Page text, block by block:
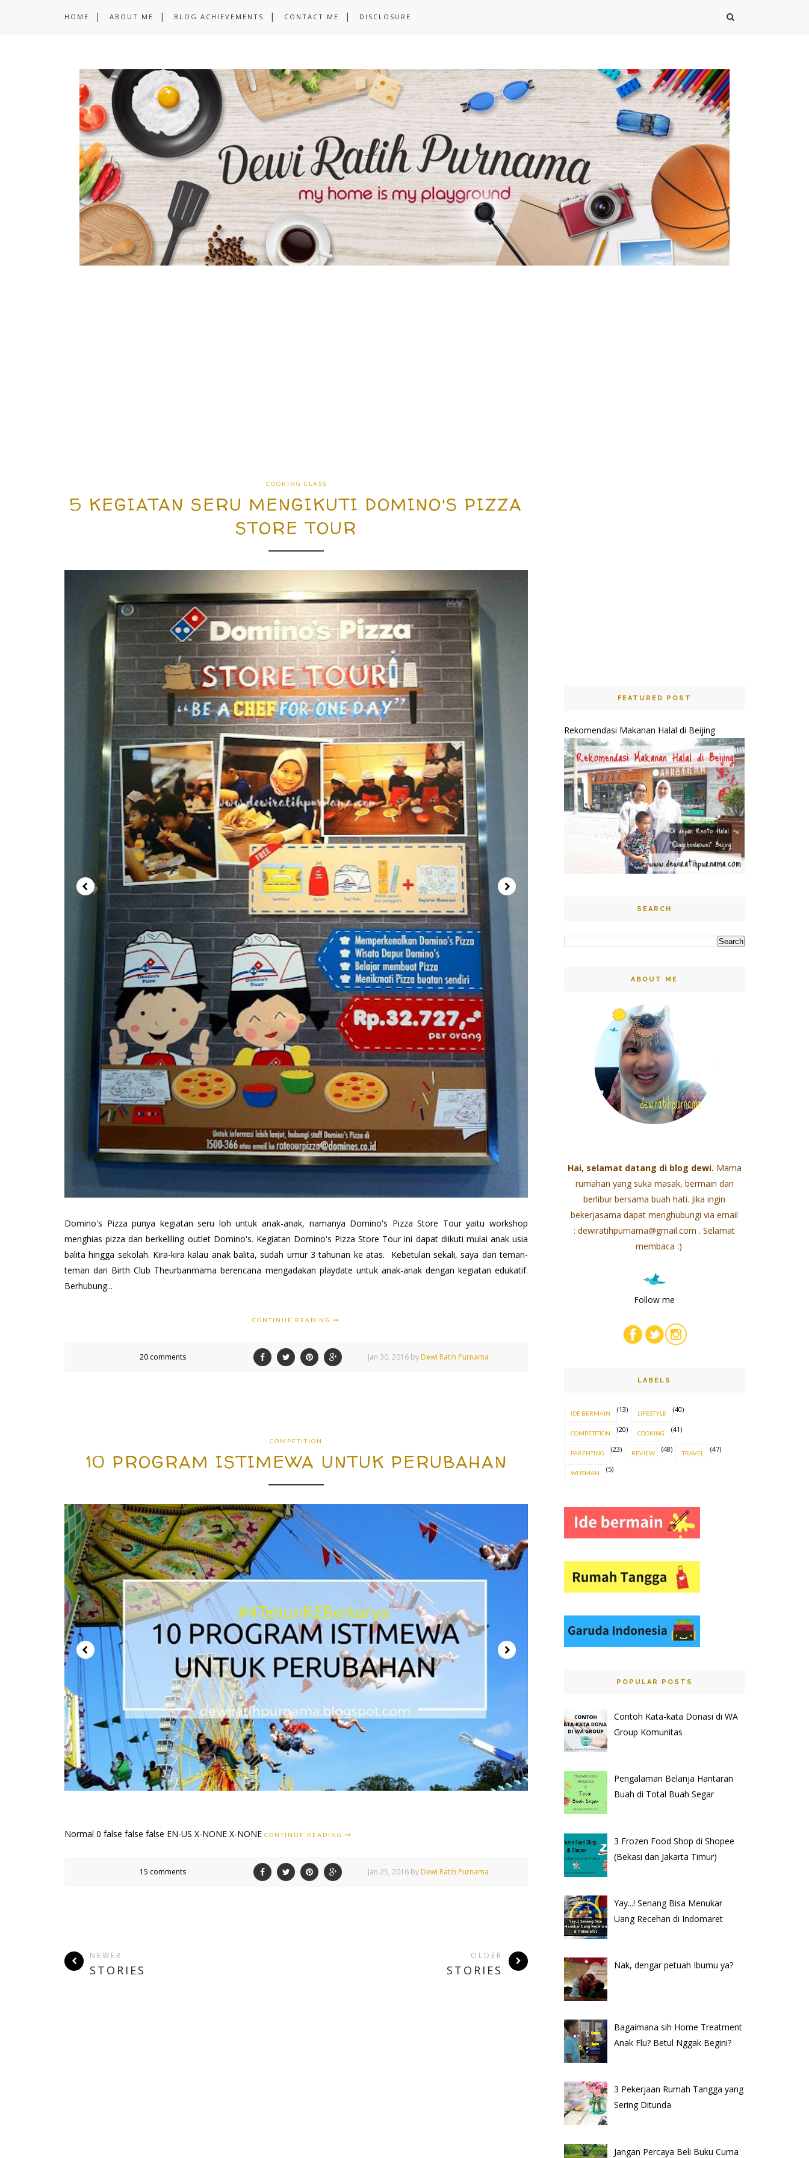
HOME ABOUT ME BLOG ACHIEVEMENTS CONTACT ME DISCLOSURE
COOKING CLASS
5 KEGIATAN SERU MENGIKUTI DOMINO'S PIZZA
STORE TOUR
Domino's Pizza punya kegiatan seru loh untuk anak-anak, namanya Domino's Pizza Store Tour yaitu workshop
menghias pizza dan berkeliling outlet Domino's. Kegiatan Domino's Pizza Store Tour ini dapat diikuti mulai anak usia
balita hingga sekolah. Kira-kira kalau anak balita, sudah umur 3 tahunan ke atas. Kebetulan sekali, saya dan teman-
teman dari Birth Club Theurbanmama berencana mengadakan playdate untuk anak-anak dengan kegiatan edukatif.
Berhubung...
CONTINUE READING
20 comments Jan 30, 2016 by Dewi Ratih Purnama
COMPETITION
10 PROGRAM ISTIMEWA UNTUK PERUBAHAN
Normal 0 false false false EN-US X-NONE X-NONE CONTINUE READING
15 comments Jan 25, 2016 by Dewi Ratih Purnama
NEWER
STORIES
OLDER
STORIES
FEATURED POST
Rekomendasi Makanan Halal di Beijing
SEARCH
ABOUT ME
Hai, selamat datang di blog dewi. Mama
rumahan yang suka masak, bermain dan
berlibur bersama buah hati. Jika ingin
bekerjasama dapat menghubungi via email
: dewiratihpurnama@gmail.com . Selamat
membaca :)
Follow me
LABELS
IDE BERMAIN (13) LIFESTYLE (40)
COMPETITION (20) COOKING (41)
PARENTING (23) REVIEW (48) TRAVEL (47)
WIJSMAN (5)
POPULAR POSTS
Contoh Kata-kata Donasi di WA
Group Komunitas
Pengalaman Belanja Hantaran
Buah di Total Buah Segar
3 Frozen Food Shop di Shopee
(Bekasi dan Jakarta Timur)
Yay...! Senang Bisa Menukar
Uang Recehan di Indomaret
Nak, dengar petuah Ibumu ya?
Bagaimana sih Home Treatment
Anak Flu? Betul Nggak Begini?
3 Pekerjaan Rumah Tangga yang
Sering Ditunda
Jangan Percaya Beli Buku Cuma